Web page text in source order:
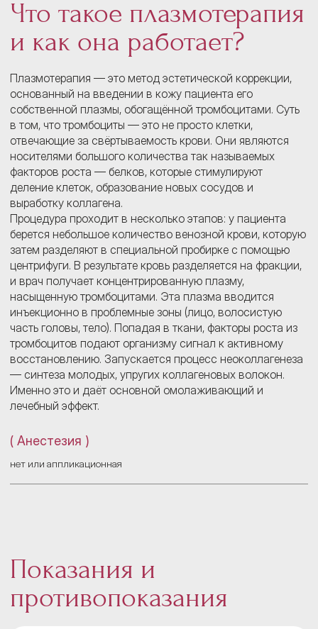
Что такое плазмотерапия
и как она работает?
Плазмотерапия — это метод эстетической коррекции,
основанный на введении в кожу пациента его
собственной плазмы, обогащённой тромбоцитами. Суть
в том, что тромбоциты — это не просто клетки,
отвечающие за свёртываемость крови. Они являются
носителями большого количества так называемых
факторов роста — белков, которые стимулируют
деление клеток, образование новых сосудов и
выработку коллагена.
Процедура проходит в несколько этапов: у пациента
берется небольшое количество венозной крови, которую
затем разделяют в специальной пробирке с помощью
центрифуги. В результате кровь разделяется на фракции,
и врач получает концентрированную плазму,
насыщенную тромбоцитами. Эта плазма вводится
инъекционно в проблемные зоны (лицо, волосистую
часть головы, тело). Попадая в ткани, факторы роста из
тромбоцитов подают организму сигнал к активному
восстановлению. Запускается процесс неоколлагенеза
— синтеза молодых, упругих коллагеновых волокон.
Именно это и даёт основной омолаживающий и
лечебный эффект.
( Анестезия )
нет или аппликационная
Показания и
противопоказания